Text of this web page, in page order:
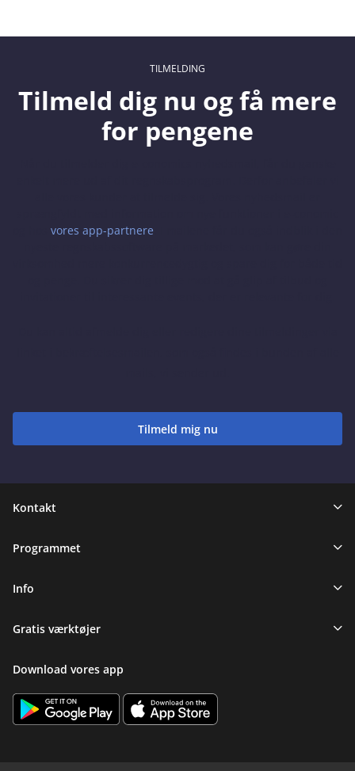
TILMELDING
Tilmeld dig nu og få mere
for pengene
vores app-partnere
Tilmeld mig nu
Sidefod
Kontakt
Programmet
Info
Gratis værktøjer
Download vores app